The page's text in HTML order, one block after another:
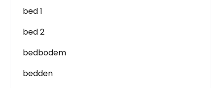
bed 1
bed 2
bedbodem
bedden